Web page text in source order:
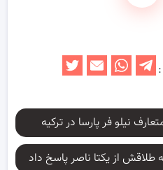
نیلو فر پارسا در ترکیه